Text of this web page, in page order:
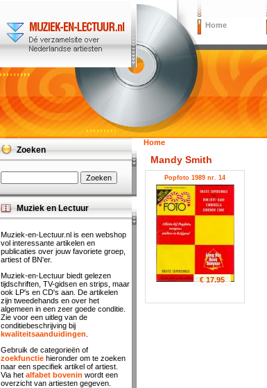
Home
Home
Mandy Smith
Popfoto 1989 nr. 14
€ 17.95
Zoeken
Muziek en Lectuur
Muziek-en-Lectuur.nl is een webshop
vol interessante artikelen en
publicaties over jouw favoriete groep,
artiest of BN'er.
Muziek-en-Lectuur biedt gelezen
tijdschriften, TV-gidsen en strips, maar
ook LP's en CD's aan. De artikelen
zijn tweedehands en over het
algemeen in een zeer goede conditie.
Zie voor een uitleg van de
conditiebeschrijving bij
kwaliteitsaanduidingen
Gebruik de categorieën of
zoekfunctie hieronder om te zoeken
naar een specifiek artikel of artiest.
Via het alfabet bovenin wordt een
overzicht van artiesten gegeven.